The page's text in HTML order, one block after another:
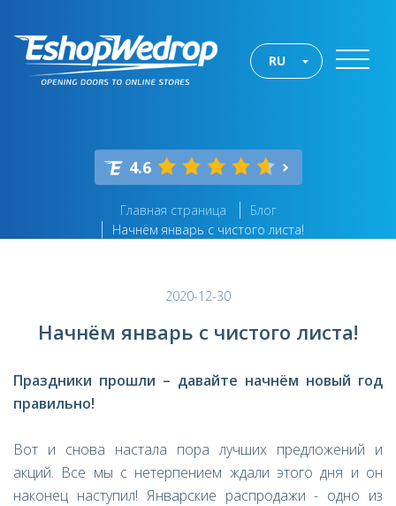
RU
4.6
Главная страница
Блог
Начнём январь с чистого листа!
2020-12-30
Начнём январь с чистого листа!
Праздники прошли – давайте начнём новый год
правильно!
Вот и снова настала пора лучших предложений и
акций. Все мы с нетерпением ждали этого дня и он
наконец наступил! Январские распродажи - одно из